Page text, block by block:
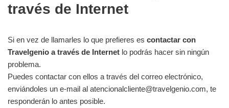
través de Internet
Si en vez de llamarles lo que prefieres es contactar con
Travelgenio a través de Internet lo podrás hacer sin ningún
problema.
Puedes contactar con ellos a través del correo electrónico,
enviándoles un e-mail al atencionalcliente@travelgenio.com, te
responderán lo antes posible.